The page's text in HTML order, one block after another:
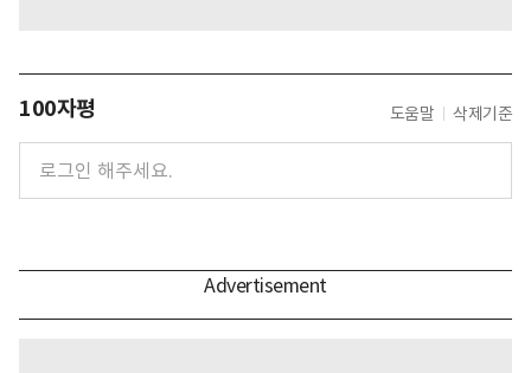
100자평 도움말 삭제기준